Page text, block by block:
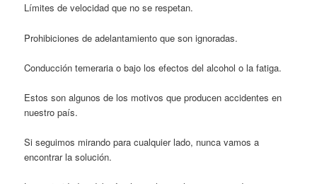
Límites de velocidad que no se respetan.
Prohibiciones de adelantamiento que son ignoradas.
Conducción temeraria o bajo los efectos del alcohol o la fatiga.
Estos son algunos de los motivos que producen accidentes en
nuestro país.
Si seguimos mirando para cualquier lado, nunca vamos a
encontrar la solución.